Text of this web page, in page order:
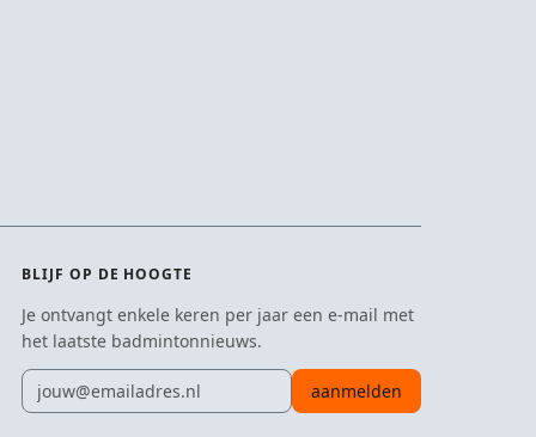
BLIJF OP DE HOOGTE
Je ontvangt enkele keren per jaar een e-mail met
het laatste badmintonnieuws.
E-mailadres
aanmelden